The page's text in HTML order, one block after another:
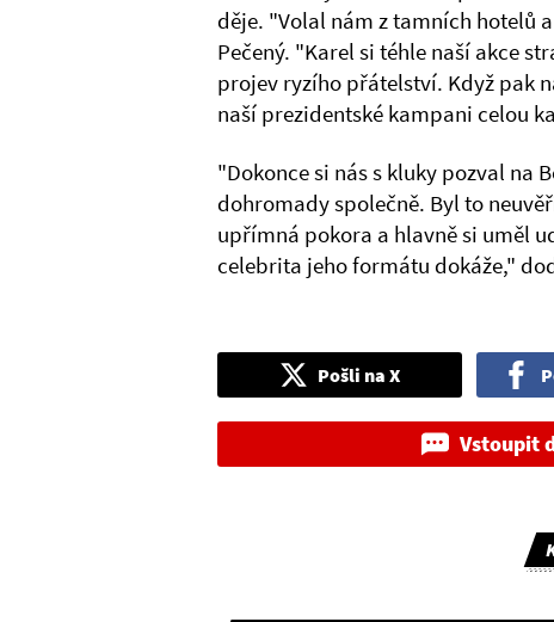
děje. "Volal nám z tamních hotelů
Pečený. "Karel si téhle naší akce
projev ryzího přátelství. Když pak
naší prezidentské kampani celou
"Dokonce si nás s kluky pozval na
dohromady společně. Byl to
upřímná pokora a hlavně si uměl
celebrita jeho formátu dokáže,"
Pošli na X
Vstoupit